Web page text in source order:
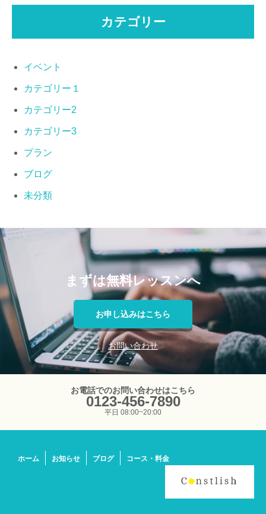
カテゴリー
イベント
カテゴリー１
カテゴリー2
カテゴリー3
プラン
ブログ
未分類
まずは無料レッスンへ
お申し込みはこちら
お問い合わせ
お電話でのお問い合わせはこちら
0123-456-7890
平日 08:00~20:00
ホーム お知らせ ブログ コース・料金